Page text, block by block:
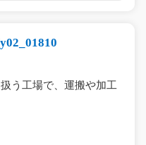
う工場で、運搬や加工